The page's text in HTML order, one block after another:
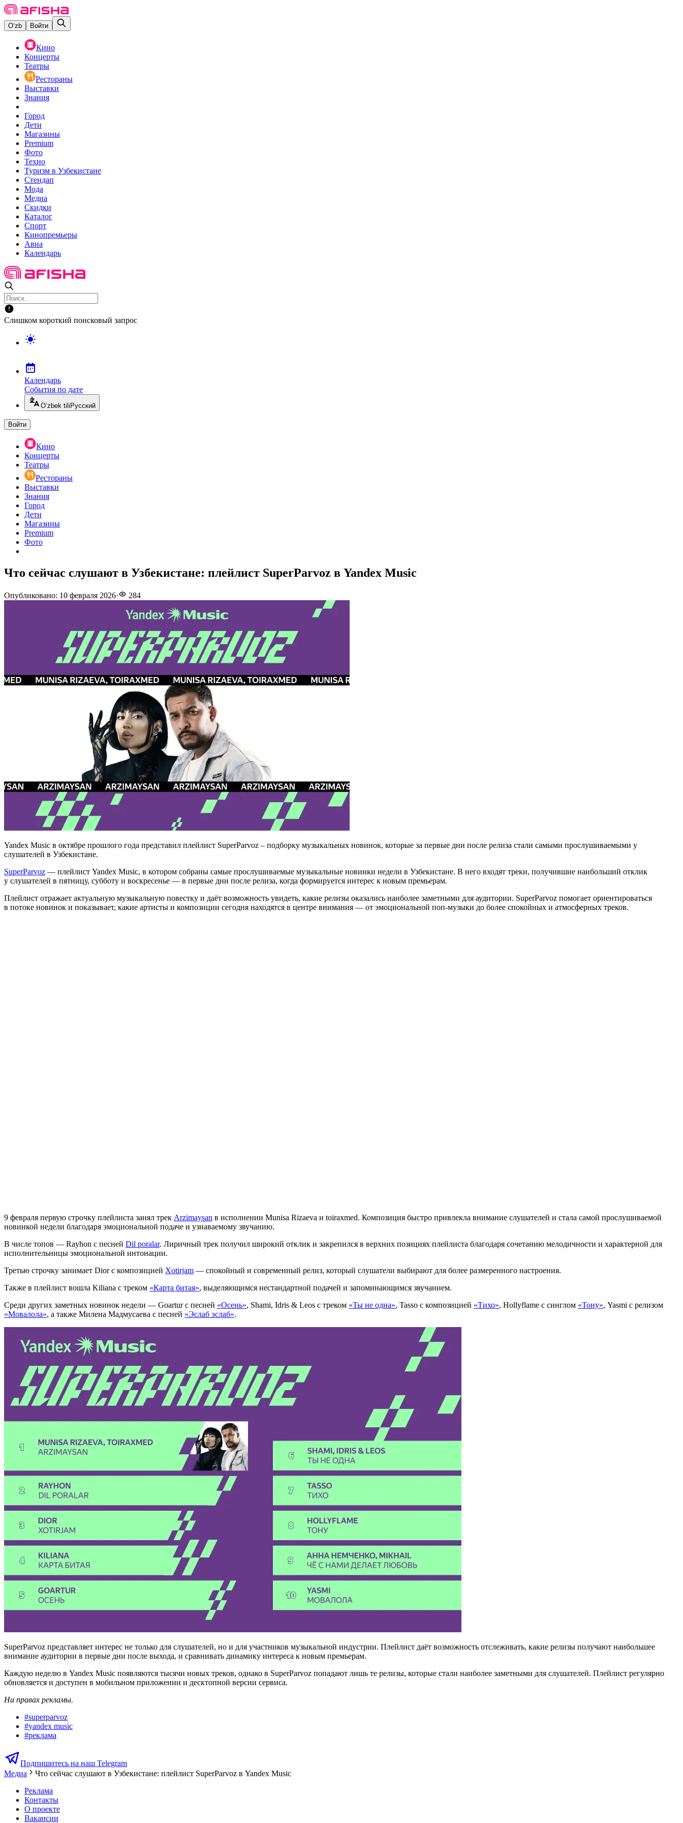
O‘zb Войти
Кино
Концерты
Театры
Рестораны
Выставки
Знания
Город
Дети
Магазины
Premium
Фото
Техно
Туризм в Узбекистане
Стендап
Мода
Медиа
Скидки
Каталог
Спорт
Кинопремьеры
Авиа
Календарь
Слишком короткий поисковый запрос
Календарь
События по дате
O’zbek tili Русский
Войти
Кино
Концерты
Театры
Рестораны
Выставки
Знания
Город
Дети
Магазины
Premium
Фото
Что сейчас слушают в Узбекистане: плейлист SuperParvoz в Yandex Music
Опубликовано: 10 февраля 2026· 284
Yandex Music в октябре прошлого года представил плейлист SuperParvoz – подборку музыкальных новинок, которые за первые дни после релиза стали самыми прослушиваемыми у
слушателей в Узбекистане.
SuperParvoz — плейлист Yandex Music, в котором собраны самые прослушиваемые музыкальные новинки недели в Узбекистане. В него входят треки, получившие наибольший отклик
у слушателей в пятницу, субботу и воскресенье — в первые дни после релиза, когда формируется интерес к новым премьерам.
Плейлист отражает актуальную музыкальную повестку и даёт возможность увидеть, какие релизы оказались наиболее заметными для аудитории. SuperParvoz помогает ориентироваться
в потоке новинок и показывает, какие артисты и композиции сегодня находятся в центре внимания — от эмоциональной поп-музыки до более спокойных и атмосферных треков.
9 февраля первую строчку плейлиста занял трек Arzimaysan в исполнении Munisa Rizaeva и toiraxmed. Композиция быстро привлекла внимание слушателей и стала самой прослушиваемой
новинкой недели благодаря эмоциональной подаче и узнаваемому звучанию.
В числе топов — Rayhon с песней Dil poralar. Лиричный трек получил широкий отклик и закрепился в верхних позициях плейлиста благодаря сочетанию мелодичности и характерной для
исполнительницы эмоциональной интонации.
Третью строчку занимает Dior с композицией Xotirjam — спокойный и современный релиз, который слушатели выбирают для более размеренного настроения.
Также в плейлист вошла Kiliana с треком «Карта битая», выделяющимся нестандартной подачей и запоминающимся звучанием.
Среди других заметных новинок недели — Goartur с песней «Осень», Shami, Idris & Leos с треком «Ты не одна», Tasso с композицией «Тихо», Hollyflame с синглом «Тону», Yasmi с релизом
«Мовалола», а также Милена Мадмусаева с песней «Эслаб эслаб».
SuperParvoz представляет интерес не только для слушателей, но и для участников музыкальной индустрии. Плейлист даёт возможность отслеживать, какие релизы получают наибольшее
внимание аудитории в первые дни после выхода, и сравнивать динамику интереса к новым премьерам.
Каждую неделю в Yandex Music появляются тысячи новых треков, однако в SuperParvoz попадают лишь те релизы, которые стали наиболее заметными для слушателей. Плейлист регулярно
обновляется и доступен в мобильном приложении и десктопной версии сервиса.
На правах рекламы.
#superparvoz
#yandex music
#реклама
Подпишитесь на наш Telegram
Медиа
Что сейчас слушают в Узбекистане: плейлист SuperParvoz в Yandex Music
Реклама
Контакты
О проекте
Вакансии